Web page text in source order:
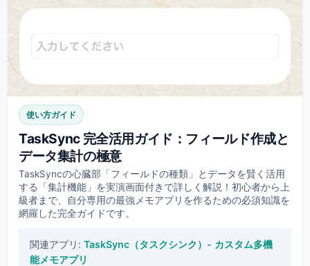
使い方ガイド
TaskSync 完全活用ガイド：フィールド作成と
データ集計の極意
TaskSyncの心臓部「フィールドの種類」とデータを賢く活用
する「集計機能」を実演画面付きで詳しく解説！初心者から上
級者まで、自分専用の最強メモアプリを作るための必須知識を
網羅した完全ガイドです。
関連アプリ: TaskSync（タスクシンク）- カスタム多機
能メモアプリ